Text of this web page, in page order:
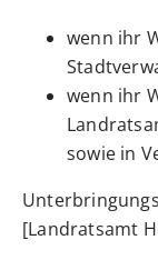
wenn ihr
wenn ihr
sowie in
[Landratsamt